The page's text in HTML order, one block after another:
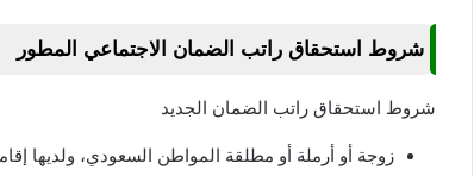
شروط استحقاق راتب الضمان الاجتماعي المطور
شروط استحقاق راتب الضمان الجديد
زوجة أو أرملة أو مطلقة المواطن السعودي، ولديها